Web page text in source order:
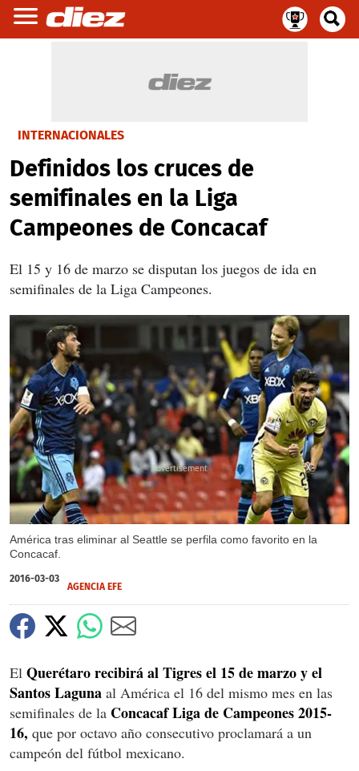
INTERNACIONALES
Definidos los cruces de
semifinales en la Liga
Campeones de Concacaf
El 15 y 16 de marzo se disputan los juegos de ida en
semifinales de la Liga Campeones.
América tras eliminar al Seattle se perfila como favorito en la
Concacaf.
X
2016-03-03
AGENCIA EFE
El Querétaro recibirá al Tigres el 15 de marzo y el
Santos Laguna al América el 16 del mismo mes en las
semifinales de la Concacaf Liga de Campeones 2015-
16, que por octavo año consecutivo proclamará a un
campeón del fútbol mexicano.